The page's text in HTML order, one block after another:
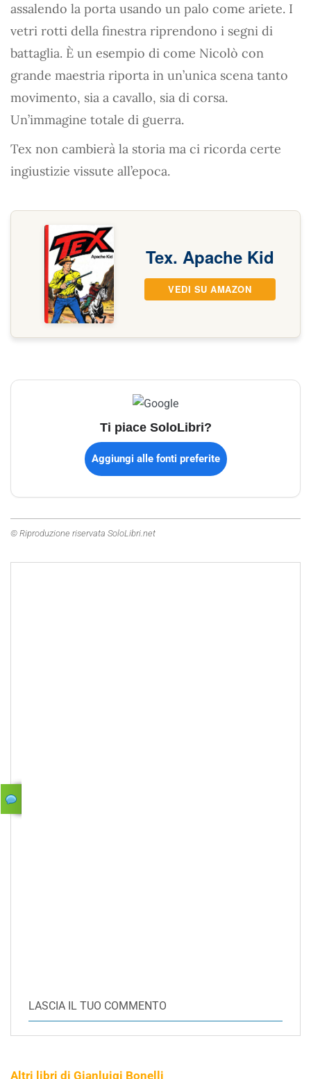
assalendo la porta usando un palo come ariete. I
vetri rotti della finestra riprendono i segni di
battaglia. È un esempio di come Nicolò con
grande maestria riporta in un’unica scena tanto
movimento, sia a cavallo, sia di corsa.
Un’immagine totale di guerra.
Tex non cambierà la storia ma ci ricorda certe
ingiustizie vissute all’epoca.
Tex. Apache Kid
VEDI SU AMAZON
Ti piace SoloLibri?
Aggiungi alle fonti preferite
© Riproduzione riservata SoloLibri.net
LASCIA IL TUO COMMENTO
Altri libri di Gianluigi Bonelli